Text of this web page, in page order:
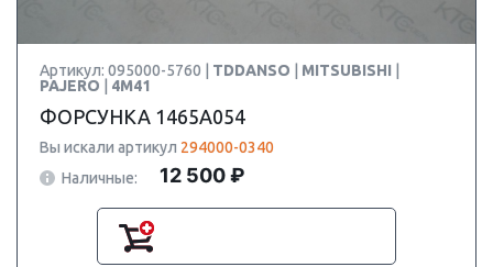
Артикул: 095000-5760 | TDDANSO MITSUBISHI
PAJERO
4M41
ФОРСУНКА 1465A054
Вы искали артикул 294000-0340
Наличные:
12 500 ₽